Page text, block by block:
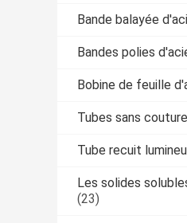
Bande balayée
Bandes polies
Bobine de feuille
Tubes sans
Tube recuit
Les solides
(23)